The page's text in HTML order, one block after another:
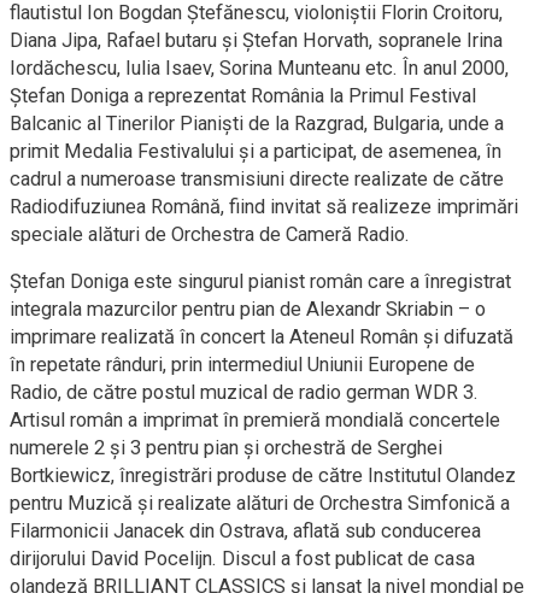
flautistul Ion Bogdan Ştefănescu, violoniştii Florin Croitoru,
Diana Jipa, Rafael butaru şi Ştefan Horvath, sopranele Irina
Iordăchescu, Iulia Isaev, Sorina Munteanu etc. În anul 2000,
Ștefan Doniga a reprezentat România la Primul Festival
Balcanic al Tinerilor Pianişti de la Razgrad, Bulgaria, unde a
primit Medalia Festivalului şi a participat, de asemenea, în
cadrul a numeroase transmisiuni directe realizate de către
Radiodifuziunea Română, fiind invitat să realizeze imprimări
speciale alături de Orchestra de Cameră Radio.
Ştefan Doniga este singurul pianist român care a înregistrat
integrala mazurcilor pentru pian de Alexandr Skriabin – o
imprimare realizată în concert la Ateneul Român şi difuzată
în repetate rânduri, prin intermediul Uniunii Europene de
Radio, de către postul muzical de radio german WDR 3.
Artisul român a imprimat în premieră mondială concertele
numerele 2 şi 3 pentru pian şi orchestră de Serghei
Bortkiewicz, înregistrări produse de către Institutul Olandez
pentru Muzică și realizate alături de Orchestra Simfonică a
Filarmonicii Janacek din Ostrava, aflată sub conducerea
dirijorului David Pocelijn. Discul a fost publicat de casa
olandeză BRILLIANT CLASSICS şi lansat la nivel mondial pe